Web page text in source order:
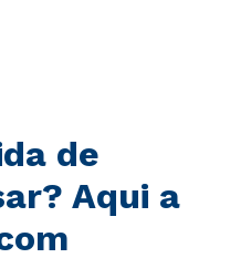
de
Aqui a